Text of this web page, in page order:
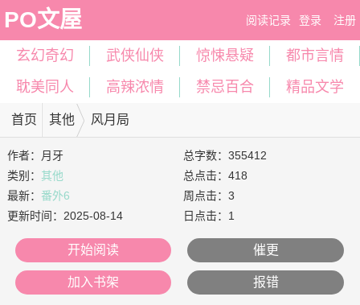
PO文屋 阅读记录 登录 注册
玄幻奇幻 武侠仙侠 惊悚悬疑
都市言情
耽美同人
高辣浓情 禁忌百合 精品文学
首页 其他 风月局
作者： 月牙
类别：其他
最新： 番外6
更新时间： 2025-08-14
总字数：355412
总点击：418
周点击：3
日点击：1
开始阅读 催更
加入书架 报错